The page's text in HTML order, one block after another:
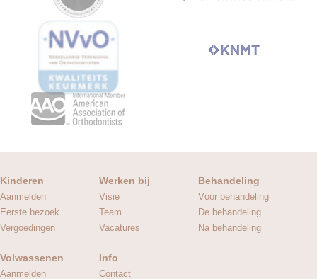
Kinderen
Aanmelden
Eerste bezoek
Vergoedingen
Werken bij
Visie
Team
Vacatures
Behandeling
Vóór behandeling
De behandeling
Na behandeling
Volwassenen
Aanmelden
Info
Contact